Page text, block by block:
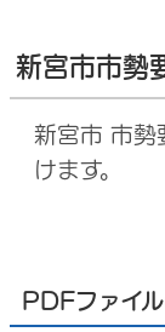
新宮市市勢
新宮市 市勢
けます。
PDFファイ